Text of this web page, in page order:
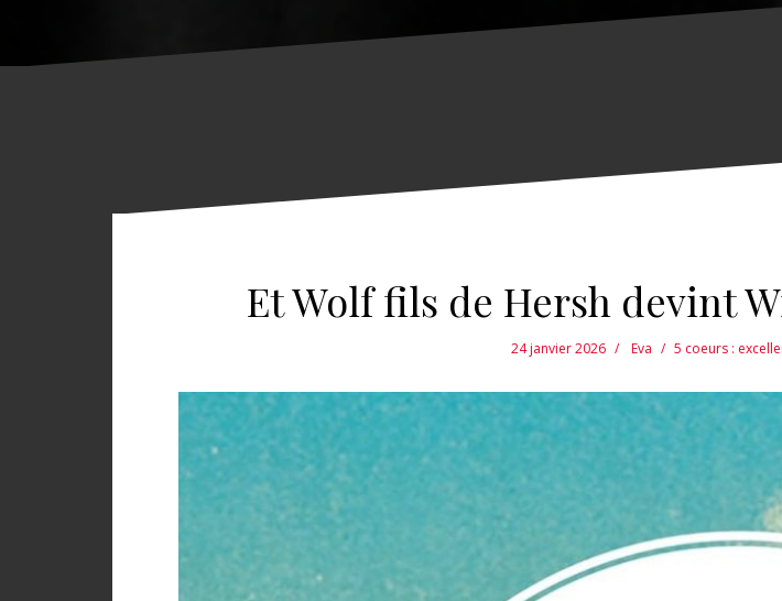
Et Wolf fils de Hersh devint
24 janvier 2026 Eva 5 coeurs :